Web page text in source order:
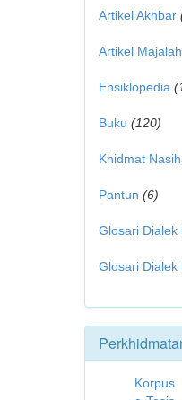
Artikel Akhbar
Artikel Majalah
Ensiklopedia
Buku (120)
Khidmat
Pantun (6)
Glosari Dialek
Glosari Dialek
Korpus